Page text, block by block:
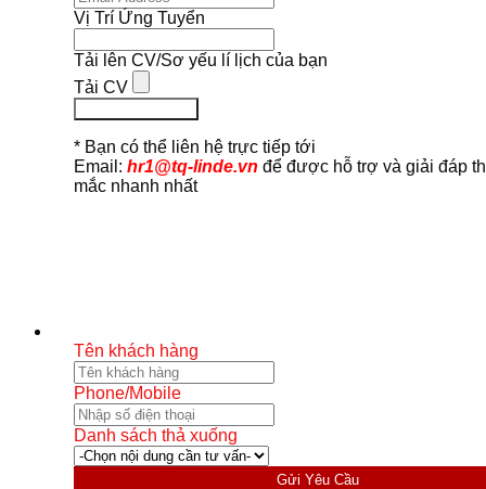
Vị Trí Ứng Tuyển
Tải lên CV/Sơ yếu lí lịch của bạn
Tải CV
* Bạn có thể liên hệ trực tiếp tới
Email: hr1@tq-linde.vn để được hỗ trợ và giải đáp
mắc nhanh nhất
Tên khách hàng
Phone/Mobile
Danh sách thả xuống
Gửi Yêu Cầu